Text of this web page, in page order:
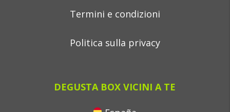
Termini e condizioni
Politica sulla privacy
DEGUSTA BOX VICINI A TE